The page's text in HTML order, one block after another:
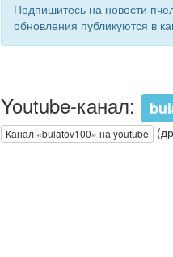
Подпишитесь на новости
обновления публикуются в
Youtube-канал:
Канал «bulatov100» на youtube